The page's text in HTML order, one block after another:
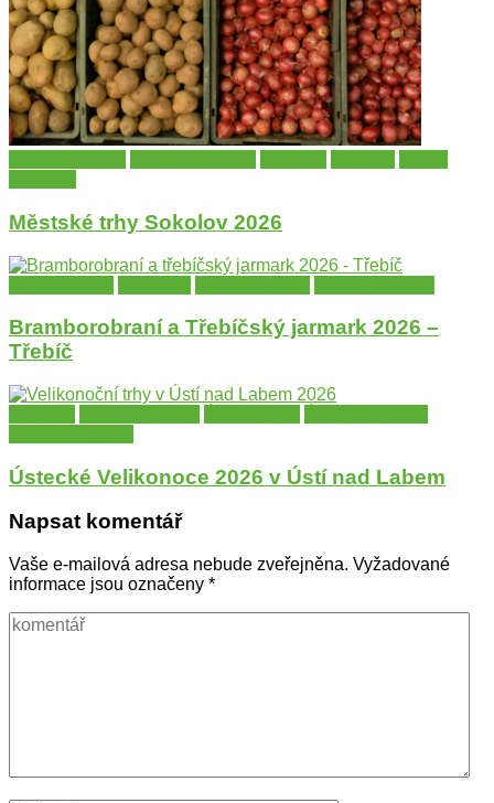
Městské trhy Sokolov 2026
Bramborobraní a Třebíčský jarmark 2026 –
Třebíč
Ústecké Velikonoce 2026 v Ústí nad Labem
Napsat komentář
Vaše e-mailová adresa nebude zveřejněna. Vyžadované
informace jsou označeny *
komentář